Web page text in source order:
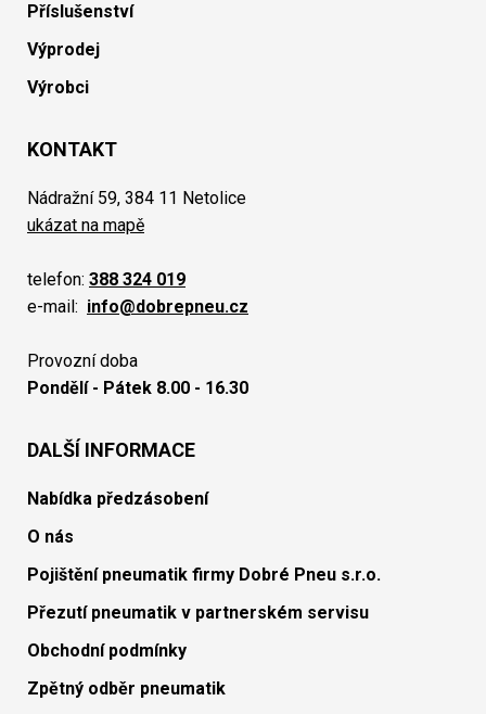
Příslušenství
Výprodej
Výrobci
KONTAKT
Nádražní 59, 384 11 Netolice
ukázat na mapě
telefon: 388 324 019
e-mail: info@dobrepneu.cz
Provozní doba
Pondělí - Pátek 8.00 - 16.30
DALŠÍ INFORMACE
Nabídka předzásobení
O nás
Pojištění pneumatik firmy Dobré Pneu s.r.o.
Přezutí pneumatik v partnerském servisu
Obchodní podmínky
Zpětný odběr pneumatik